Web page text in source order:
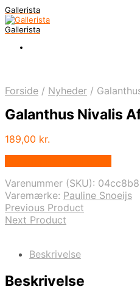
Gallerista
Gallerista
Forside / Nyheder /
Galanthus Nivalis
189,00 kr.
Varenummer (SKU):
Varemærke: Pauline Snoeijs
Previous Product
Next Product
Beskrivelse
Beskrivelse